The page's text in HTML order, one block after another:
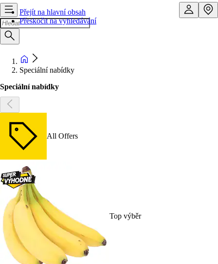
Přejít na hlavní obsah
Přeskočit na vyhledávání
Speciální nabídky
Speciální nabídky
All Offers
Top výběr